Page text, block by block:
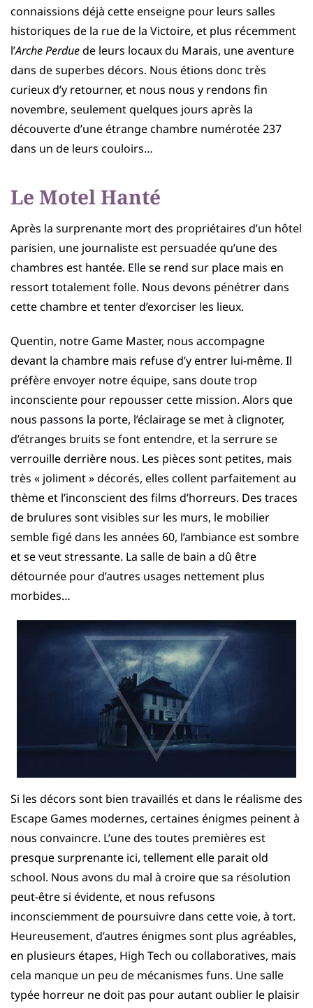
connaissions déjà cette enseigne pour leurs salles
historiques de la rue de la Victoire, et plus récemment
l’Arche Perduede leurs locaux du Marais, une aventure
dans de superbes décors. Nous étions donc très
curieux d’y retourner, et nous nous y rendons fin
novembre, seulement quelques jours après la
découverte d’une étrange chambre numérotée 237
dans un de leurs couloirs…
Le Motel Hanté
Après la surprenante mort des propriétaires d’un hôtel
parisien, une journaliste est persuadée qu’une des
chambres est hantée. Elle se rend sur place mais en
ressort totalement folle. Nous devons pénétrer dans
cette chambre et tenter d’exorciser les lieux.
Quentin, notre Game Master, nous accompagne
devant la chambre mais refuse d’y entrer lui-même. Il
préfère envoyer notre équipe, sans doute trop
inconsciente pour repousser cette mission. Alors que
nous passons la porte, l’éclairage se met à clignoter,
d’étranges bruits se font entendre, et la serrure se
verrouille derrière nous. Les pièces sont petites, mais
très « joliment » décorés, elles collent parfaitement au
thème et l’inconscient des films d’horreurs. Des traces
de brulures sont visibles sur les murs, le mobilier
semble figé dans les années 60, l’ambiance est sombre
et se veut stressante. La salle de bain a dû être
détournée pour d’autres usages nettement plus
morbides…
Si les décors sont bien travaillés et dans le réalisme des
Escape Games modernes, certaines énigmes peinent à
nous convaincre. L’une des toutes premières est
presque surprenante ici, tellement elle parait old
school. Nous avons du mal à croire que sa résolution
peut-être si évidente, et nous refusons
inconsciemment de poursuivre dans cette voie, à tort.
Heureusement, d’autres énigmes sont plus agréables,
en plusieurs étapes, High Tech ou collaboratives, mais
cela manque un peu de mécanismes funs. Une salle
typée horreur ne doit pas pour autant oublier le plaisir